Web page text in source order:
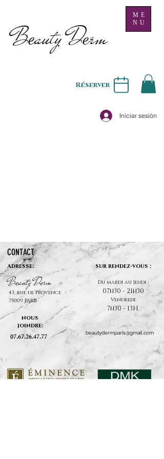
Beauty Derm
ME
NU
Iniciar sesión
Réserver
CONTACT
Adresse:
Beauty Derm
43, rue de Provence
75009 PARIS
sur rendez-vous :
Du mardi au Jeudi :
07h30 - 21h30
Vendredi:
7h30 - 13H
nous
joindre:
07.67.26.47.77 beautydermparis@gmail.com